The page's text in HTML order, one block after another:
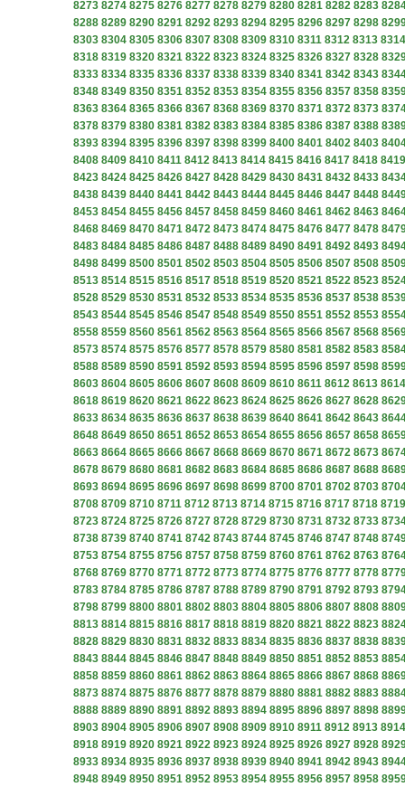
8273 8274 8275 8276 8277 8278 8279 8280 8281 8282 8283
8288 8289 8290 8291 8292 8293 8294 8295 8296 8297 8298
8303 8304 8305 8306 8307 8308 8309 8310 8311 8312 8313 8314
8318 8319 8320 8321 8322 8323 8324 8325 8326 8327 8328
8333 8334 8335 8336 8337 8338 8339 8340 8341 8342 8343
8348 8349 8350 8351 8352 8353 8354 8355 8356 8357 8358
8363 8364 8365 8366 8367 8368 8369 8370 8371 8372 8373
8378 8379 8380 8381 8382 8383 8384 8385 8386 8387 8388
8393 8394 8395 8396 8397 8398 8399 8400 8401 8402 8403
8408 8409 8410 8411 8412 8413 8414 8415 8416 8417 8418 8419
8423 8424 8425 8426 8427 8428 8429 8430 8431 8432 8433
8438 8439 8440 8441 8442 8443 8444 8445 8446 8447 8448
8453 8454 8455 8456 8457 8458 8459 8460 8461 8462 8463
8468 8469 8470 8471 8472 8473 8474 8475 8476 8477 8478
8483 8484 8485 8486 8487 8488 8489 8490 8491 8492 8493
8498 8499 8500 8501 8502 8503 8504 8505 8506 8507 8508
8513 8514 8515 8516 8517 8518 8519 8520 8521 8522 8523
8528 8529 8530 8531 8532 8533 8534 8535 8536 8537 8538
8543 8544 8545 8546 8547 8548 8549 8550 8551 8552 8553
8558 8559 8560 8561 8562 8563 8564 8565 8566 8567 8568
8573 8574 8575 8576 8577 8578 8579 8580 8581 8582 8583
8588 8589 8590 8591 8592 8593 8594 8595 8596 8597 8598
8603 8604 8605 8606 8607 8608 8609 8610 8611 8612 8613 8614
8618 8619 8620 8621 8622 8623 8624 8625 8626 8627 8628
8633 8634 8635 8636 8637 8638 8639 8640 8641 8642 8643
8648 8649 8650 8651 8652 8653 8654 8655 8656 8657 8658
8663 8664 8665 8666 8667 8668 8669 8670 8671 8672 8673
8678 8679 8680 8681 8682 8683 8684 8685 8686 8687 8688
8693 8694 8695 8696 8697 8698 8699 8700 8701 8702 8703
8708 8709 8710 8711 8712 8713 8714 8715 8716 8717 8718 8719
8723 8724 8725 8726 8727 8728 8729 8730 8731 8732 8733
8738 8739 8740 8741 8742 8743 8744 8745 8746 8747 8748
8753 8754 8755 8756 8757 8758 8759 8760 8761 8762 8763
8768 8769 8770 8771 8772 8773 8774 8775 8776 8777 8778
8783 8784 8785 8786 8787 8788 8789 8790 8791 8792 8793
8798 8799 8800 8801 8802 8803 8804 8805 8806 8807 8808
8813 8814 8815 8816 8817 8818 8819 8820 8821 8822 8823
8828 8829 8830 8831 8832 8833 8834 8835 8836 8837 8838
8843 8844 8845 8846 8847 8848 8849 8850 8851 8852 8853
8858 8859 8860 8861 8862 8863 8864 8865 8866 8867 8868
8873 8874 8875 8876 8877 8878 8879 8880 8881 8882 8883
8888 8889 8890 8891 8892 8893 8894 8895 8896 8897 8898
8903 8904 8905 8906 8907 8908 8909 8910 8911 8912 8913 8914
8918 8919 8920 8921 8922 8923 8924 8925 8926 8927 8928
8933 8934 8935 8936 8937 8938 8939 8940 8941 8942 8943
8948 8949 8950 8951 8952 8953 8954 8955 8956 8957 8958